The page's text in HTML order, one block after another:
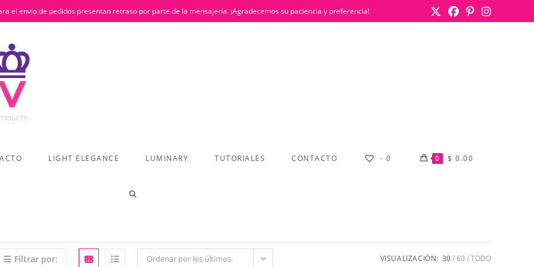
el envío de pedidos presentan retraso por parte de la mensajería. ¡Agradecemos su paciencia y preferencia!
LIGHT ELEGANCE LUMINARY TUTORIALES CONTACTO - 0 0 $ 0.00
ALTERNAR
Filtrar por: Ordenar por los últimos VISUALIZACIÓN: 30 60 TODO